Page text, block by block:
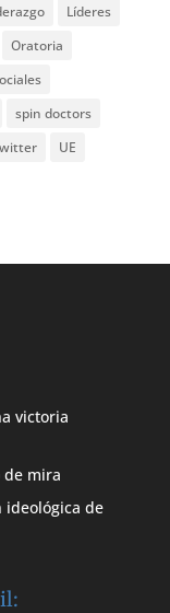
Líderes
Oratoria
spin doctors
UE
victoria
de mira
ideológica de